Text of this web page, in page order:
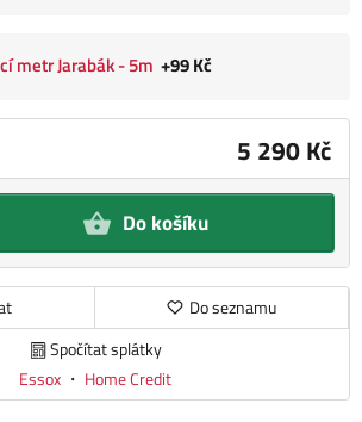
5 290 Kč
Do košíku
Do seznamu
Spočítat splátky
Essox ・ Home Credit
metr Jarabák - 5m +99 Kč